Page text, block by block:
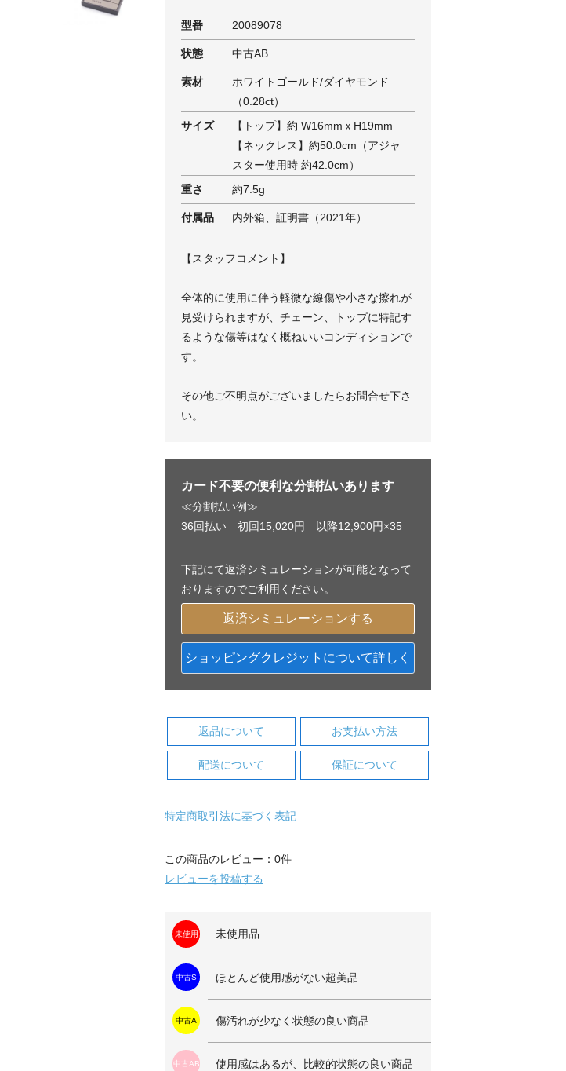
型番 20089078
状態 中古AB
素材
ホワイトゴールド/ダイヤモンド
（0.28ct）
サイズ
【トップ】約 W16mmｘH19mm
【ネックレス】約50.0cm（アジャ
スター使用時 約42.0cm）
重さ
約7.5g
付属品 内外箱、証明書（2021年）
【スタッフコメント】
全体的に使用に伴う軽微な線傷や小さな擦れが
見受けられますが、チェーン、トップに特記す
るような傷等はなく概ねいいコンディションで
す。
その他ご不明点がございましたらお問合せ下さ
い。
カード不要の便利な分割払いあります
≪分割払い例≫
36回払い 初回15,020円 以降12,900円×35
下記にて返済シミュレーションが可能となって
おりますのでご利用ください。
返済シミュレーションする
ショッピングクレジットについて詳しく
返品について お支払い方法
配送について 保証について
特定商取引法に基づく表記
この商品のレビュー：0件
レビューを投稿する
未使用 未使用品
中古S ほとんど使用感がない超美品
中古A 傷汚れが少なく状態の良い商品
中古AB 使用感はあるが、比較的状態の良い商品